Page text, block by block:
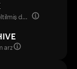
Tam seyreltilmiş değerleme
arz